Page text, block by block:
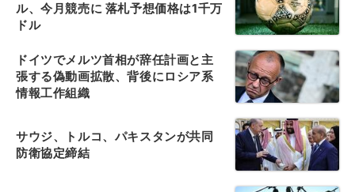
ル、今月競売に 落札予想価格は1千万
ドル
ドイツでメルツ首相が辞任計画と主
張する偽動画拡散、背後にロシア系
情報工作組織
サウジ、トルコ、パキスタンが共同
防衛協定締結